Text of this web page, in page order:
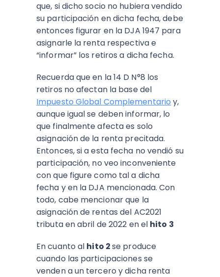
que, si dicho socio no hubiera vendido
su participación en dicha fecha, debe
entonces figurar en la DJA 1947 para
asignarle la renta respectiva e
“informar” los retiros a dicha fecha.
Recuerda que en la 14 D N°8 los
retiros no afectan la base del
Impuesto Global Complementario y,
aunque igual se deben informar, lo
que finalmente afecta es solo
asignación de la renta precitada.
Entonces, si a esta fecha no vendió su
participación, no veo inconveniente
con que figure como tal a dicha
fecha y en la DJA mencionada. Con
todo, cabe mencionar que la
asignación de rentas del AC2021
tributa en abril de 2022 en el hito 3
En cuanto al hito 2se produce
cuando las participaciones se
venden a un tercero y dicha renta